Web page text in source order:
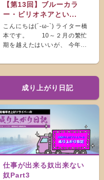
【第13回】ブルーカラ
ー・ビリオネアとい...
こんにちは(´-ω-`) ライター橋
本です。 10～２月の繁忙
期を越えたはいいが、 今年...
成り上がり日記
仕事が出来る奴出来ない
奴Part3